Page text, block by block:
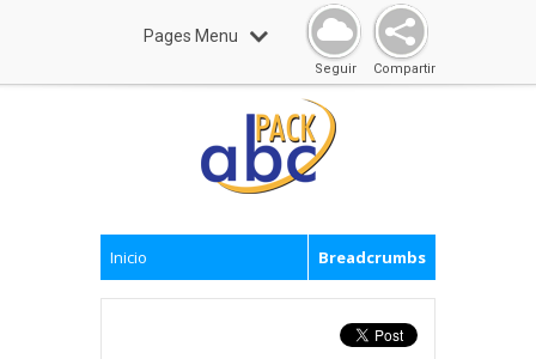
Pages Menu
Compartir
Seguir
Inicio Breadcrumbs